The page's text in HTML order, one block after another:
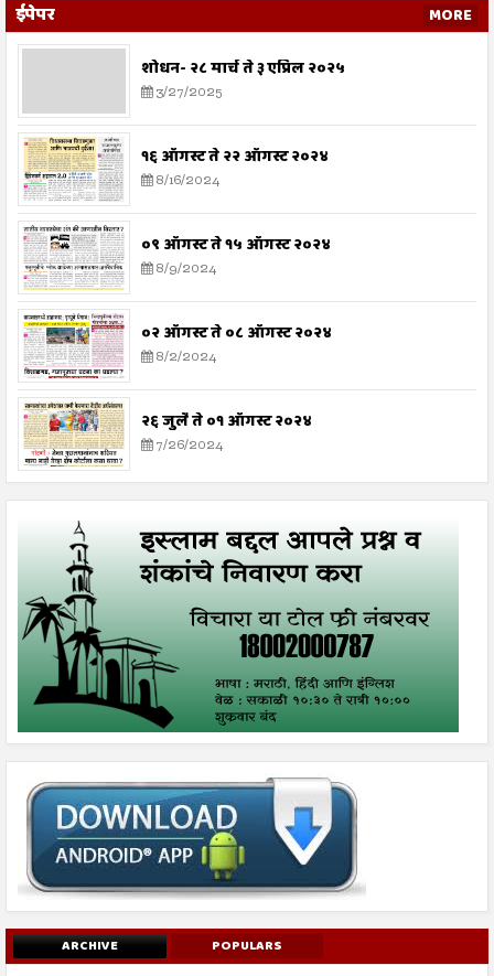
ईपेपर MORE
शोधन- २८ मार्च ते ३ एप्रिल २०२५
3/27/2025
१६ ऑगस्ट ते २२ ऑगस्ट २०२४
8/16/2024
०९ ऑगस्ट ते १५ ऑगस्ट २०२४
8/9/2024
०२ ऑगस्ट ते ०८ ऑगस्ट २०२४
8/2/2024
२६ जुलै ते ०१ ऑगस्ट २०२४
7/26/2024
ARCHIVE POPULARS